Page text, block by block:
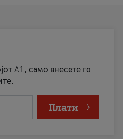
А1, само внесете го
Плати